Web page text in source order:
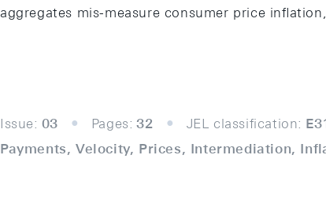
aggregates mis-measure consumer price
Issue: 03 Pages: 32 JEL classification:
Payments, Velocity, Prices, Intermediation,